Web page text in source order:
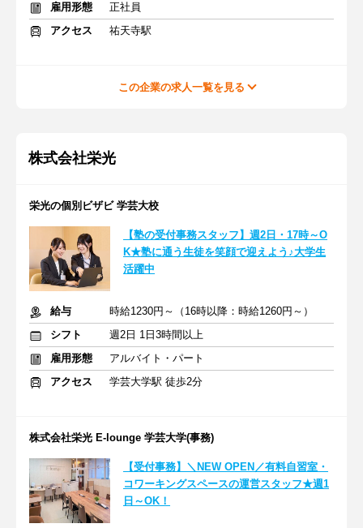
雇用形態
正社員
アクセス
祐天寺駅
この企業の求人一覧を見る
株式会社栄光
栄光の個別ビザビ 学芸大校
【塾の受付事務スタッフ】週2日・17時～O
K★塾に通う生徒を笑顔で迎えよう♪大学生
活躍中
給与
時給1230円～（16時以降：時給1260円～）
シフト
週2日 1日3時間以上
雇用形態
アルバイト・パート
アクセス
学芸大学駅 徒歩2分
株式会社栄光 E-lounge 学芸大学(事務)
【受付事務】＼NEW OPEN／有料自習室・
コワーキングスペースの運営スタッフ★週1
日～OK！